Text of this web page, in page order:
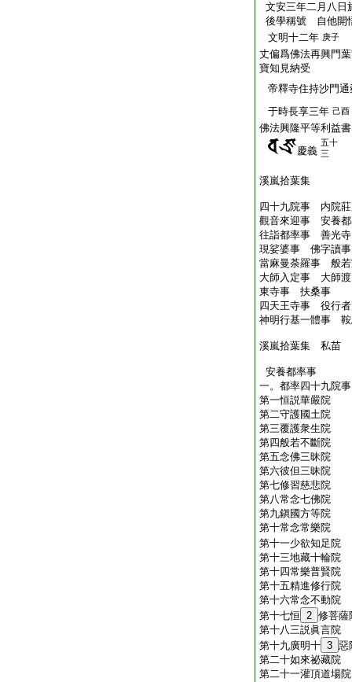
文安三年二月八日
後學稱號 自他開
文明十二年 庚子
丈偏爲佛法再興門
寶知見納受
帝釋寺住持沙門通
于時長享三年 己酉
佛法興隆平等利益
慶義
五十
三
溪嵐拾葉集
四十九院事 内院
觀音來迎事 安養都
往詣都率事 善光寺
現娑婆事 佛字讀事
當麻曼荼羅事 般若
大師入定事 大師
東寺事 扶桑事
四天王寺事 役行者
神明行基一體事 鞍
溪嵐拾葉集 私苗
安養都率事
一。都率四十九院事
第一恒説華嚴院
第二守護國土院
第三覆護衆生
第四般若不斷院
第五念佛三昧院
第六彼但三昧院
第七修習慈悲院
第八常念七佛院
第九鎭國方等院
第十常念常樂院
第十一少欲知足
第十三地藏十輪
第十四常樂普賢
第十五精進修行
第十六常念不動
第十七恒 2 修菩
第十八三説眞言
第十九廣明十 3
第二十如來祕藏
第二十一灌頂道場